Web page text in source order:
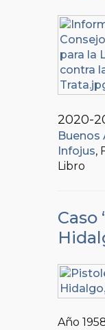
2020-
Buenos
Infojus,
Libro
Caso
Año